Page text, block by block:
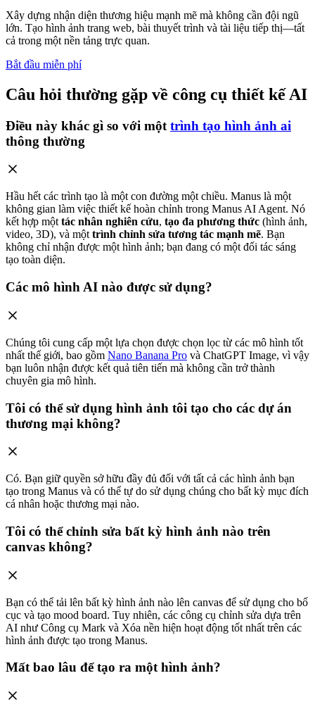
Xây dựng nhận diện thương hiệu mạnh mẽ mà không cần đội ngũ
lớn. Tạo hình ảnh trang web, bài thuyết trình và tài liệu tiếp thị—tất
cả trong một nền tảng trực quan.
Bắt đầu miễn phí
Câu hỏi thường gặp về công cụ thiết kế AI
Điều này khác gì so với một trình tạo hình ảnh ai
thông thường
Hầu hết các trình tạo là một con đường một chiều. Manus là một
không gian làm việc thiết kế hoàn chỉnh trong Manus AI Agent. Nó
kết hợp mộttác nhân nghiên cứu, tạo đa phương thức (hình ảnh,
video, 3D), và mộttrình chỉnh sửa tương tác mạnh mẽ. Bạn
không chỉ nhận được một hình ảnh; bạn đang có một đối tác sáng
tạo toàn diện.
Các mô hình AI nào được sử dụng?
Chúng tôi cung cấp một lựa chọn được chọn lọc từ các mô hình tốt
nhất thế giới, bao gồm Nano Banana Pro và ChatGPT Image, vì vậy
bạn luôn nhận được kết quả tiên tiến mà không cần trở thành
chuyên gia mô hình.
Tôi có thể sử dụng hình ảnh tôi tạo cho các dự án
thương mại không?
Có. Bạn giữ quyền sở hữu đầy đủ đối với tất cả các hình ảnh bạn
tạo trong Manus và có thể tự do sử dụng chúng cho bất kỳ mục đích
cá nhân hoặc thương mại nào.
Tôi có thể chỉnh sửa bất kỳ hình ảnh nào trên
canvas không?
Bạn có thể tải lên bất kỳ hình ảnh nào lên canvas để sử dụng cho bố
cục và tạo mood board. Tuy nhiên, các công cụ chỉnh sửa dựa trên
AI như Công cụ Mark và Xóa nền hiện hoạt động tốt nhất trên các
hình ảnh được tạo trong Manus.
Mất bao lâu để tạo ra một hình ảnh?